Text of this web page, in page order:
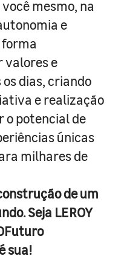
você mesmo, na
e
e
dias, criando
e realização
o potencial de
únicas
milhares de
de um
Seja LEROY
sua!